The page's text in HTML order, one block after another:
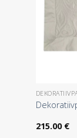
215.00 €